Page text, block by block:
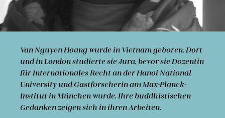
Van Nguyen Hoangwurde in Vietnam geboren. Dort
und in London studierte sie Jura, bevor sie Dozentin
für Inter­nationales Recht an der Hanoi National
University und Gast­forscherin am Max-Planck-
Institut in München wurde. Ihre buddhistischen
Gedanken zeigen sich in ihren Arbeiten.